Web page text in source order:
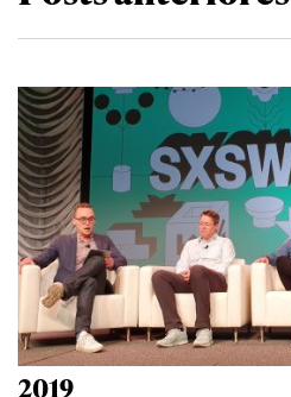
2019